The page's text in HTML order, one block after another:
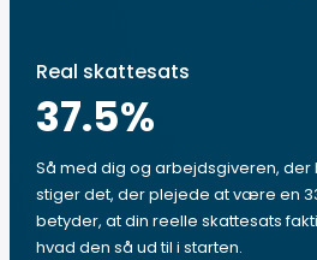
Real skattesats
37.5%
Så med dig og arbejdsgiveren,
stiger det, der plejede at være en
betyder, at din reelle skattesats
hvad den så ud til i starten.